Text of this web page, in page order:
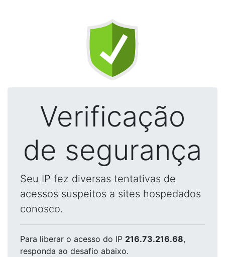
Verificação
de segurança
Seu IP fez diversas tentativas de
acessos suspeitos a sites hospedados
conosco.
Para liberar o acesso do IP 216.73.216.68,
responda ao desafio abaixo.